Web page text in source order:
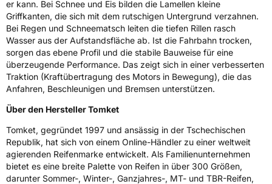
Eisgrip Nein
EPREL ID 429790
Allgemeine Produktsicherheit (GPSR)
HerstellerkontaktTOMKET s.r.o., Vojtesska 245/1 11000 Praha
1 Tschechische Republik,
www.TOMKET.com, sales@tomket.com
er kann. Bei Schnee und Eis bilden die Lamellen kleine
Griffkanten, die sich mit dem rutschigen Untergrund verzahnen.
Bei Regen und Schneematsch leiten die tiefen Rillen rasch
Wasser aus der Aufstandsfläche ab. Ist die Fahrbahn trocken,
sorgen das ebene Profil und die stabile Bauweise für eine
überzeugende Performance. Das zeigt sich in einer verbesserten
Traktion (Kraftübertragung des Motors in Bewegung), die das
Anfahren, Beschleunigen und Bremsen unterstützen.
Über den Hersteller Tomket
Tomket, gegründet 1997 und ansässig in der Tschechischen
Republik, hat sich von einem Online-Händler zu einer weltweit
agierenden Reifenmarke entwickelt. Als Familienunternehmen
bietet es eine breite Palette von Reifen in über 300 Größen,
darunter Sommer-, Winter-, Ganzjahres-, MT- und TBR-Reifen,